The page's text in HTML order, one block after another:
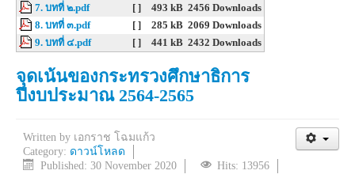
7. บทที่ ๒.pdf
[ ] 493 kB 2456 Downloads
8. บทที่ ๓.pdf
[ ] 285 kB 2069 Downloads
9. บทที่ ๔.pdf
[ ] 441 kB 2432 Downloads
จุดเน้นของกระทรวงศึกษาธิการ
ปีงบประมาณ 2564-2565
Written by เอกราช โฉมแก้ว
Category: ดาวน์โหลด
Published: 30 November 2020
Hits: 13956